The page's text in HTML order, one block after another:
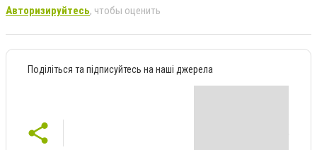
Авторизируйтесь, чтобы оценить
Поділіться та підписуйтесь на наші джерела